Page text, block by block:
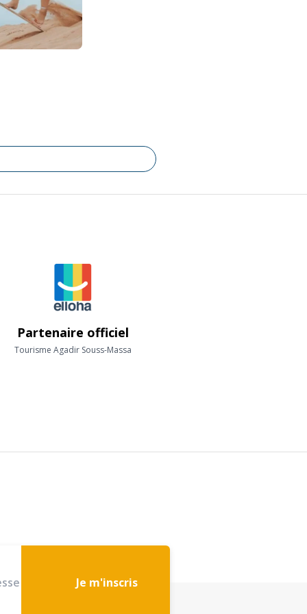
Partenaire officiel
Tourisme Agadir Souss-Massa
Je m'inscris